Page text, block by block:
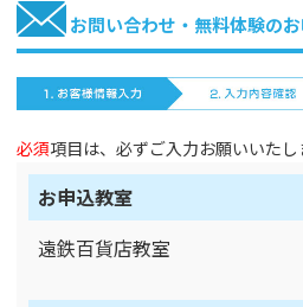
お問い合わせ・無料体験の
必須項目は、必ずご入力お願いいたし
お申込教室
遠鉄百貨店教室